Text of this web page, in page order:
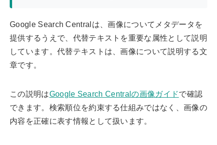
Google Search Centralは、画像についてメタデータを
提供するうえで、代替テキストを重要な属性として説明
しています。代替テキストは、画像について説明する文
章です。
この説明はGoogle Search Centralの画像ガイドで確認
できます。検索順位を約束する仕組みではなく、画像の
内容を正確に表す情報として扱います。